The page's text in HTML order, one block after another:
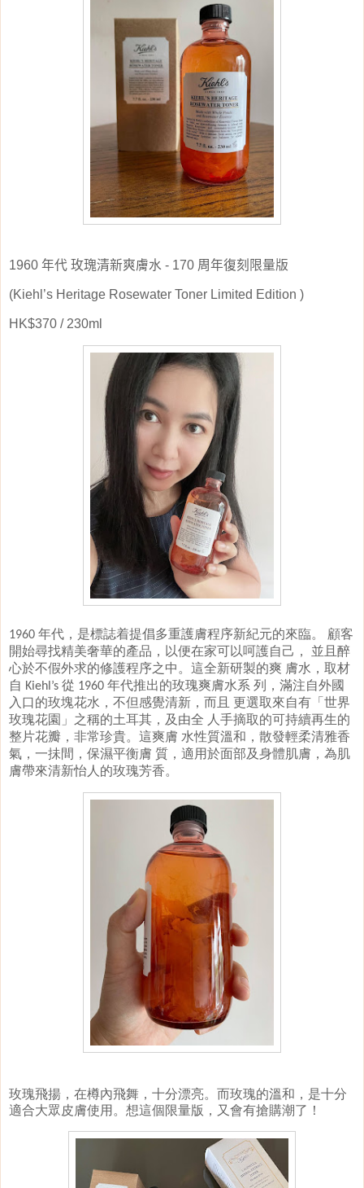
1960 年代 玫瑰清新爽膚水 - 170 周年復刻限量版
(Kiehl’s Heritage Rosewater Toner Limited Edition )
HK$370 / 230ml
1960 年代，是標誌着提倡多重護膚程序新紀元的來臨。
顧客
開始尋找精美奢華的產品，以便在家可以呵護自己，
並且醉
心於不假外求的修護程序之中。這全新研製的爽 膚水，取材
自 Kiehl’s 從 1960 年代推出的玫瑰爽膚水系 列，滿注自外國
入口的玫塊花水，不但感覺清新，而且 更選取來自有「世界
玫瑰花園」之稱的土耳其，及由全 人手摘取的可持續再生的
整片花瓣，非常珍貴。這爽膚 水性質溫和，散發輕柔清雅香
氣，一抺間，保濕平衡膚 質，適用於面部及身體肌膚，為肌
膚帶來清新怡人的玫瑰芳香。
玫瑰飛揚，在樽內飛舞，十分漂亮。而玫瑰的溫和，是十分
適合大眾皮膚使用。想這個限量版，又會有搶購潮了！